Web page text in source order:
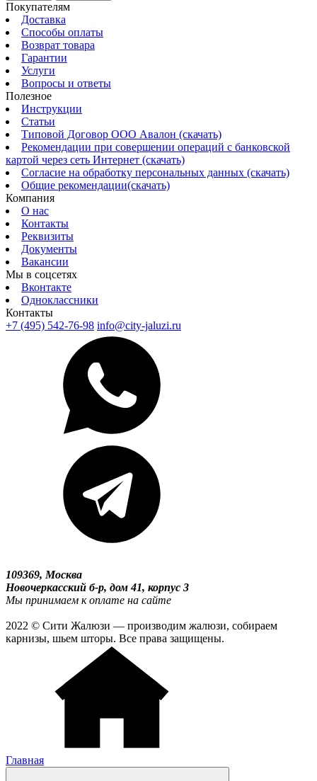
Покупателям
Доставка
Способы оплаты
Возврат товара
Гарантии
Услуги
Вопросы и ответы
Полезное
Инструкции
Статьи
Типовой Договор ООО Авалон (скачать)
Рекомендации при совершении операций с банковской
картой через сеть Интернет (скачать)
Согласие на обработку персональных данных (скачать)
Общие рекомендации(скачать)
Компания
О нас
Контакты
Реквизиты
Документы
Вакансии
Мы в соцсетях
Вконтакте
Одноклассники
Контакты
+7 (495) 542-76-98 info@city-jaluzi.ru
109369, Москва
Новочеркасский б-р, дом 41, корпус 3
Мы принимаем к оплате на сайте
2022 © Сити Жалюзи — производим жалюзи, собираем
карнизы, шьем шторы. Все права защищены.
Главная